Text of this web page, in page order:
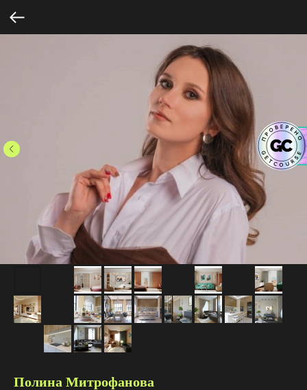
Полина Митрофанова